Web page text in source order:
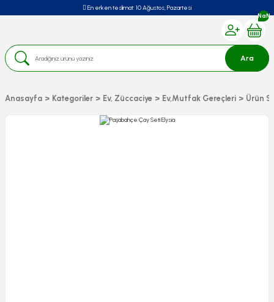
En erken teslimat: 10 Ağustos, Pazartesi
Ara
NaN
Anasayfa Kategoriler Ev, Züccaciye Ev,Mutfak Gereçleri Ürün